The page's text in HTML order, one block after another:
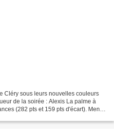
Cléry sous leurs nouvelles couleurs
de la soirée : Alexis La palme à
(282 pts et 159 pts d'écart). Mené